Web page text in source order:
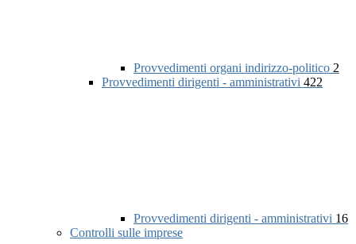
Provvedimenti organi indirizzo-politico 2
Provvedimenti dirigenti - amministrativi 422
Provvedimenti dirigenti - amministrativi 16
Controlli sulle imprese